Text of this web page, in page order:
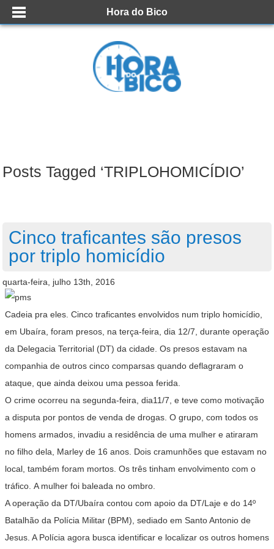
Hora do Bico
Posts Tagged ‘TRIPLOHOMICÍDIO’
Cinco traficantes são presos
por triplo homicídio
quarta-feira, julho 13th, 2016
Cadeia pra eles. Cinco traficantes envolvidos num triplo homicídio,
em Ubaíra, foram presos, na terça-feira, dia 12/7, durante operação
da Delegacia Territorial (DT) da cidade. Os presos estavam na
companhia de outros cinco comparsas quando deflagraram o
ataque, que ainda deixou uma pessoa ferida.
O crime ocorreu na segunda-feira, dia11/7, e teve como motivação
a disputa por pontos de venda de drogas. O grupo, com todos os
homens armados, invadiu a residência de uma mulher e atiraram
no filho dela, Marley de 16 anos. Dois cramunhões que estavam no
local, também foram mortos. Os três tinham envolvimento com o
tráfico. A mulher foi baleada no ombro.
A operação da DT/Ubaíra contou com apoio da DT/Laje e do 14º
Batalhão da Polícia Militar (BPM), sediado em Santo Antonio de
Jesus. A Polícia agora busca identificar e localizar os outros homens